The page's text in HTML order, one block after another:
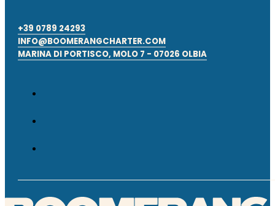
+39 0789 24293
INFO@BOOMERANGCHARTER.COM
MARINA DI PORTISCO, MOLO 7 - 07026 OLBIA